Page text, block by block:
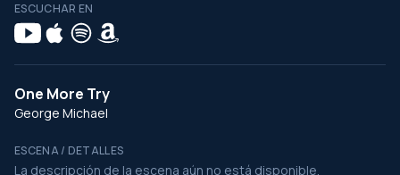
ESCUCHAR EN
One More Try
George Michael
ESCENA / DETALLES
La descripción de la escena aún no está disponible.